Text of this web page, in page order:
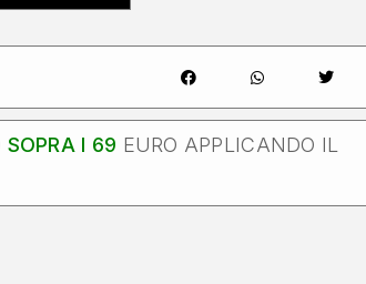
SOPRA I 69 EURO APPLICANDO IL